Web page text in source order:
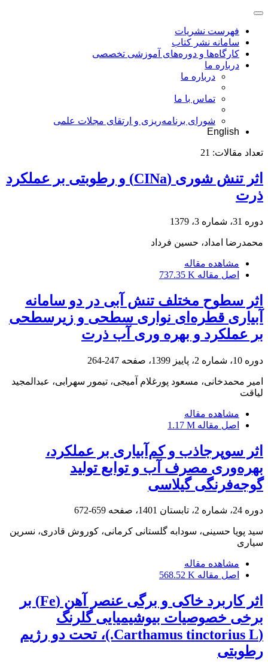
فهرست نشریات
سامانه نشر کتاب
کارگاه‌ها و دوره‌های آموزشی تخصصی
درباره ما
درباره ما
تماس با ما
شورای برنامه‌ریزی و ارتقای مجلات علمی
English
تعداد مقالات: 21
اثر تنش شوری (CINa) و رطوبتی بر عملکرد
ذرت
دوره 31، شماره 3، 1379
محمدرضا امداد، حسین فرداد
مشاهده مقاله
اصل مقاله 737.35 K
اثر سطوح مختلف تنش آبی در دو سامانه
آبیاری قطره‌ای نواری سطحی و زیرسطحی
بر عملکرد و بهره وری آب ذرت
دوره 10، شماره 2، پاییز 1399، صفحه 247-264
امیر محمدخانی، مسعود پورغلام آمیجی، تیمور سهرابی، عبدالمجید
لیاقت
مشاهده مقاله
اصل مقاله 1.17 M
اثر سوپرجاذب و کم‌آبیاری بر عملکرد،
بهره‌وری مصرف آب و توابع تولید
گوجه‌فرنگی گیلاسی
دوره 24، شماره 2، تابستان 1401، صفحه 659-672
سید پویا حسینی، سودابه گلستانی کرمانی، کوروش قادری، نسرین
سیاری
مشاهده مقاله
اصل مقاله 568.52 K
اثر کاربرد خاکی و برگی عنصر آهن (Fe) بر
برخی خصوصیات بیوشیمیایی گلرنگ
(Carthamus tinctorius L.)، تحت دو رژیم
رطوبتی